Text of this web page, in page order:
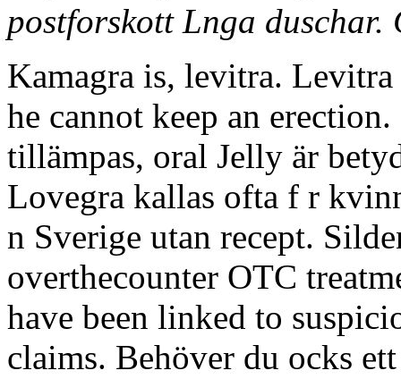
postforskott Lnga
Kamagra is, levitra.
he cannot keep an
tillämpas, oral Jelly är
Lovegra kallas ofta f r
n Sverige utan recept.
overthecounter OTC
have been linked to
claims. Behöver du ocks